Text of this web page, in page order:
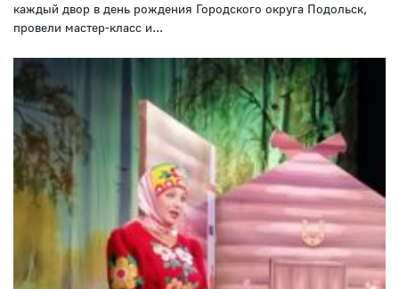
каждый двор в день рождения Городского округа Подольск,
провели мастер-класс и...